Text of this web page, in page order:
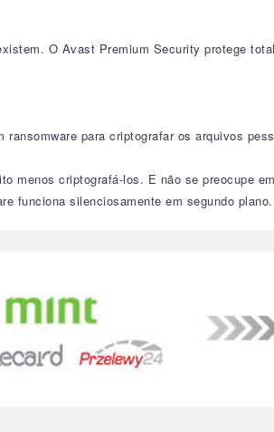
O Avast Premium Security protege
para criptografar os arquivos
menos criptografá-los. E não se preocupe
funciona silenciosamente em segundo plano.